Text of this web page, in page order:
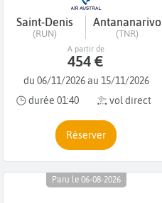
Saint-Denis
(RUN)
Antananarivo
(TNR)
du 06/11/2026 au 15/11/2026
durée 01:40
vol direct
A partir de
454 €
Réserver
Paru le 06-08-2026